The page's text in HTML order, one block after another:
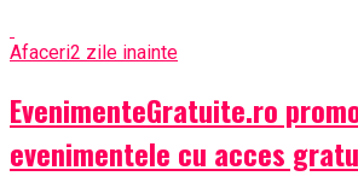
Afaceri2 zile inainte
EvenimenteGratuite.ro
evenimentele cu acces